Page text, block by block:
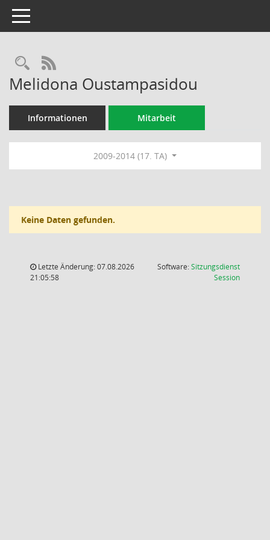
Toggle navigation
Rechercheauswahl
RSS-Feed
Melidona Oustampasidou
Informationen Mitarbeit
2009-2014 (17. TA)
Keine Daten gefunden.
Letzte Änderung: 07.08.2026
21:05:58
Software:Sitzungsdienst
Session(Wird in